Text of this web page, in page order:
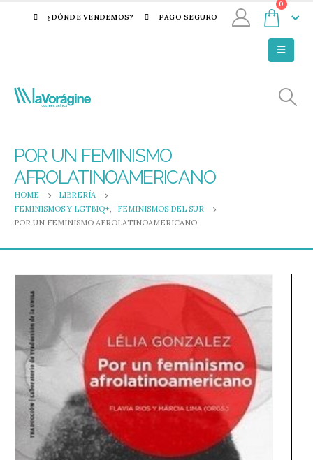
¿DÓNDE VENDEMOS? PAGO SEGURO
0
POR UN FEMINISMO
AFROLATINOAMERICANO
HOME
LIBRERÍA
FEMINISMOS Y LGTBIQ+,
FEMINISMOS DEL SUR
POR UN FEMINISMO AFROLATINOAMERICANO